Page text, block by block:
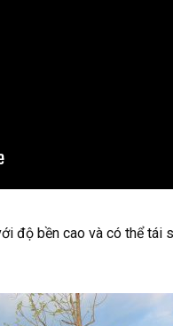
độ bền cao và có thể tái